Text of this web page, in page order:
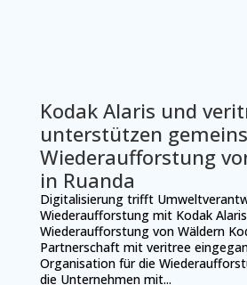
Kodak Alaris und
unterstützen
Wiederaufforstung
in Ruanda
Digitalisierung trifft
Wiederaufforstung mit Kodak
Wiederaufforstung von Wäldern
Partnerschaft mit veritree
Organisation für die
die Unternehmen mit...